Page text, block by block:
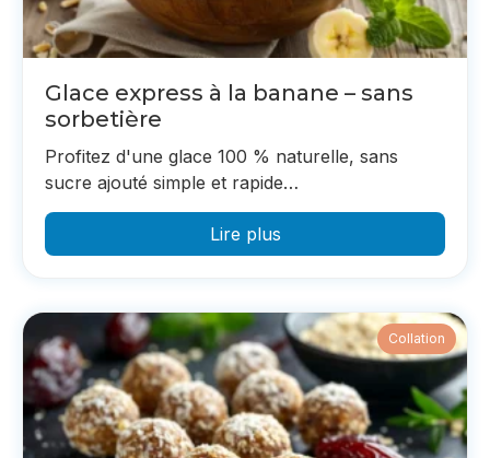
Glace express à la banane – sans
sorbetière
Profitez d'une glace 100 % naturelle, sans
sucre ajouté simple et rapide…
Lire plus
Collation